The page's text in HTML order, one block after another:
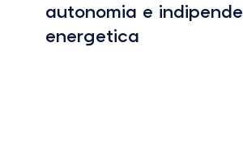
autonomia e
energetica